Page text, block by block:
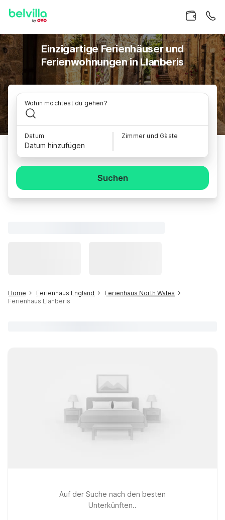
Einzigartige Ferienhäuser und
Ferienwohnungen in Llanberis
Wohin möchtest du gehen?
Datum
Datum hinzufügen
Zimmer und Gäste
Suchen
Home Ferienhaus England
Ferienhaus North Wales
Ferienhaus Llanberis
Auf der Suche nach den besten
Unterkünften..